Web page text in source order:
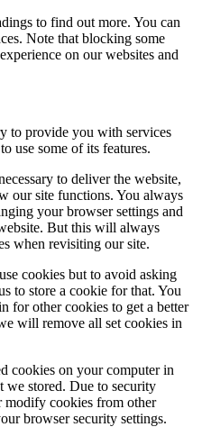
to find out more. You can
Note that blocking some
on our websites and
to provide you with services
use some of its features.
to deliver the website,
our site functions. You always
your browser settings and
But this will always
when revisiting our site.
cookies but to avoid asking
to store a cookie for that. You
for other cookies to get a better
will remove all set cookies in
cookies on your computer in
we stored. Due to security
modify cookies from other
browser security settings.